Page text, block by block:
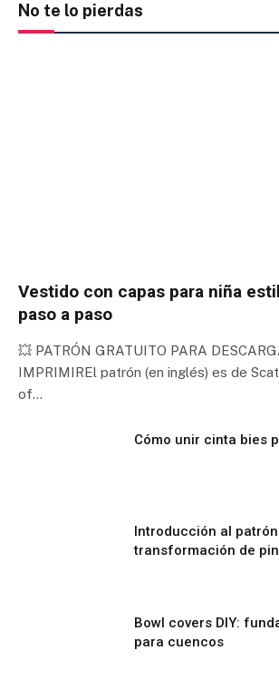
No te lo pierdas
Vestido con capas para niña
paso a paso
💥 PATRÓN GRATUITO PARA
IMPRIMIREl patrón (en inglés) es de
of…
Cómo unir cinta bies
Introducción al
transformación de
Bowl covers DIY:
para cuencos